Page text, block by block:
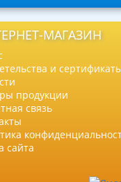
МАГАЗИН
и
продукции
связь
сайта